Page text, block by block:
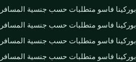
بوركينا فاسو متطلبات حسب جنسية المسافر
بوركينا فاسو متطلبات حسب جنسية المسافر
بوركينا فاسو متطلبات حسب جنسية المسافر
بوركينا فاسو متطلبات حسب جنسية المسافر